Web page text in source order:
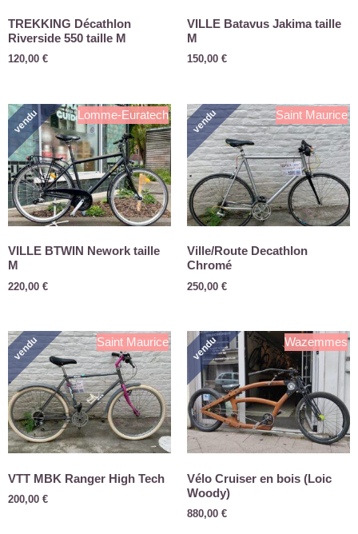
TREKKING Décathlon
Riverside 550 taille M
120,00 €
VILLE Batavus Jakima taille
M
150,00 €
Lomme-Euratech
vendu
VILLE BTWIN Nework taille
M
220,00 €
Saint Maurice
vendu
Ville/Route Decathlon
Chromé
250,00 €
Saint Maurice
vendu
VTT MBK Ranger High Tech
200,00 €
Wazemmes
vendu
Vélo Cruiser en bois (Loic
Woody)
880,00 €